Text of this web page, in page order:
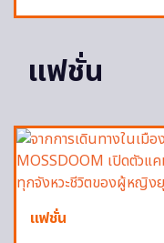
แฟชั่น
แฟชั่น